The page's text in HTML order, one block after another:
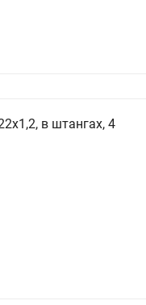
в штангах, 4